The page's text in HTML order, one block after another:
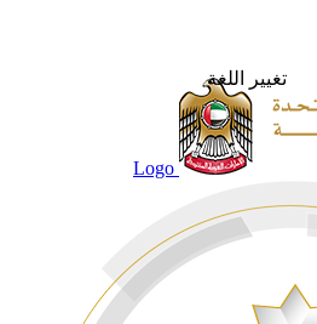
تغيير اللغة
Logo